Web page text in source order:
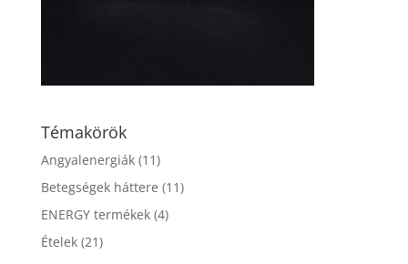
Témakörök
Angyalenergiák(11)
Betegségek háttere (11)
ENERGY termékek(4)
Ételek(21)